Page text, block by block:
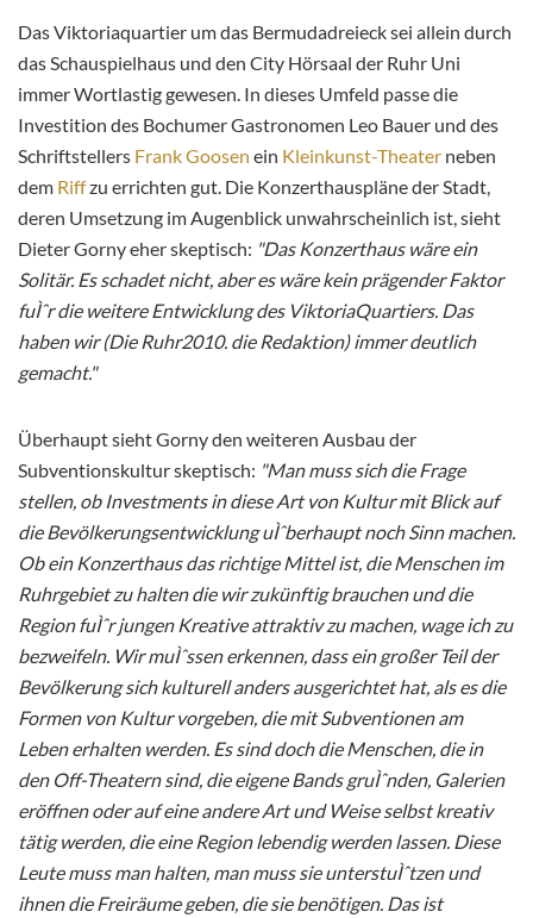
Das Viktoriaquartier um das Bermudadreieck sei allein durch
das Schauspielhaus und den City Hörsaal der Ruhr Uni
immer Wortlastig gewesen. In dieses Umfeld passe die
Investition des Bochumer Gastronomen Leo Bauer und des
Schriftstellers Frank Goosen ein Kleinkunst-Theater neben
dem Riffzu errichten gut. Die Konzerthauspläne der Stadt,
deren Umsetzung im Augenblick unwahrscheinlich ist, sieht
Dieter Gorny eher skeptisch: "Das Konzerthaus wäre ein
Solitär. Es schadet nicht, aber es wäre kein prägender Faktor
fuÌˆr die weitere Entwicklung des ViktoriaQuartiers. Das
haben wir (Die Ruhr2010. die Redaktion) immer deutlich
gemacht."
Überhaupt sieht Gorny den weiteren Ausbau der
Subventionskultur skeptisch: "Man muss sich die Frage
stellen, ob Investments in diese Art von Kultur mit Blick auf
die Bevölkerungsentwicklung uÌˆberhaupt noch Sinn machen.
Ob ein Konzerthaus das richtige Mittel ist, die Menschen im
Ruhrgebiet zu halten die wir zukünftig brauchen und die
Region fuÌˆr jungen Kreative attraktiv zu machen, wage ich zu
bezweifeln. Wir muÌˆssen erkennen, dass ein großer Teil der
Bevölkerung sich kulturell anders ausgerichtet hat, als es die
Formen von Kultur vorgeben, die mit Subventionen am
Leben erhalten werden. Es sind doch die Menschen, die in
den Off-Theatern sind, die eigene Bands gruÌˆnden, Galerien
eröffnen oder auf eine andere Art und Weise selbst kreativ
tätig werden, die eine Region lebendig werden lassen. Diese
Leute muss man halten, man muss sie unterstuÌˆtzen und
ihnen die Freiräume geben, die sie benötigen. Das ist